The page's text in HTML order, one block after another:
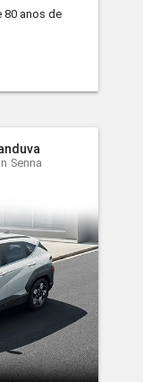
80 anos de
Senna